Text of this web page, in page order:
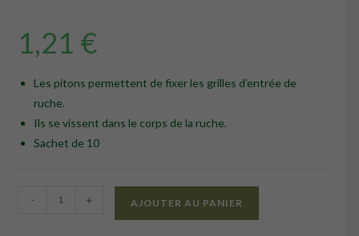
1,21 €
Les pitons permettent de fixer les grilles d’entrée de
ruche.
Ils se vissent dans le corps de la ruche.
Sachet de 10
quantité
- + AJOUTER AU PANIER